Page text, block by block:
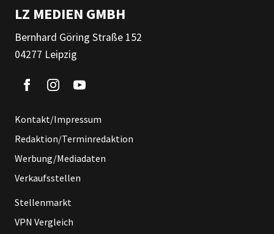
LZ MEDIEN GMBH
Bernhard Göring Straße 152
04277 Leipzig
Kontakt/Impressum
Redaktion/Terminredaktion
Werbung/Mediadaten
Verkaufsstellen
Stellenmarkt
VPN Vergleich